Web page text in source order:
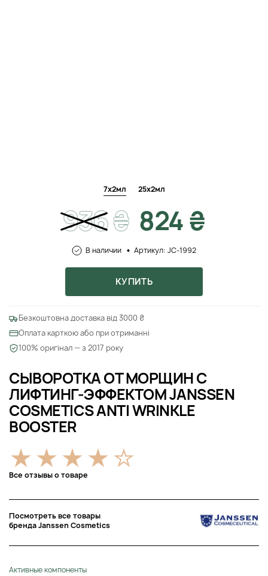
СЫВОРОТКА ОТ МОРЩИН С
ЛИФТИНГ-ЭФФЕКТОМ JANSSEN
COSMETICS ANTI WRINKLE
BOOSTER
Все отзывы о товаре
Посмотреть все товары
бренда Janssen Cosmetics
Активные компоненты
7х2мл 25х2мл
936₴ 824 ₴
В наличии Артикул: JC-1992
КУПИТЬ
Безкоштовна доставка від 3000 ₴
Оплата карткою або при отриманні
100% оригінал — з 2017 року